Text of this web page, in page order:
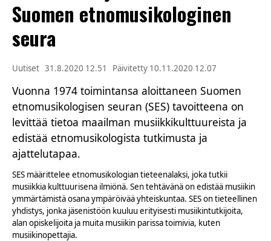
Suomen etnomusikologinen
seura
Uutiset 31.8.2020 12.51 Päivitetty 10.11.2020 12.07
Vuonna 1974 toimintansa aloittaneen Suomen
etnomusikologisen seuran (SES) tavoitteena on
levittää tietoa maailman musiikkikulttuureista ja
edistää etnomusikologista tutkimusta ja
ajattelutapaa.
SES määrittelee etnomusikologian tieteenalaksi, joka tutkii
musiikkia kulttuurisena ilmiönä. Sen tehtävänä on edistää musiikin
ymmärtämistä osana ympäröivää yhteiskuntaa. SES on tieteellinen
yhdistys, jonka jäsenistöön kuuluu erityisesti musiikintutkijoita,
alan opiskelijoita ja muita musiikin parissa toimivia, kuten
musiikinopettajia.